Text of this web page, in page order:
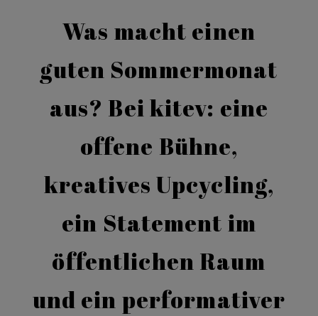
Was macht einen
guten Sommermonat
aus? Bei kitev: eine
offene Bühne,
kreatives Upcycling,
ein Statement im
öffentlichen Raum
und ein performativer